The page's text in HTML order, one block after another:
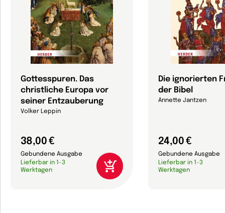
Gottesspuren. Das
christliche Europa vor
seiner Entzauberung
Volker Leppin
38,00 €
Gebundene Ausgabe
Lieferbar in 1-3
Werktagen
Die ignorierten
der Bibel
Annette Jantzen
24,00 €
Gebundene Ausgabe
Lieferbar in 1-3
Werktagen